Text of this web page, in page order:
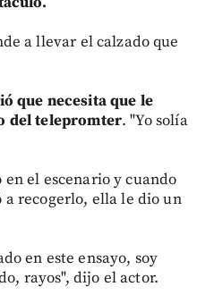
a llevar el calzado que
que necesita que le
del telepromter. "Yo solía
el escenario y cuando
a recogerlo, ella le dio un
en este ensayo, soy
rayos", dijo el actor.